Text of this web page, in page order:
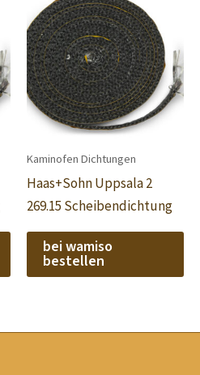
Kaminofen Dichtungen
Haas+Sohn Uppsala 2
269.15 Scheibendichtung
bei wamiso
bestellen